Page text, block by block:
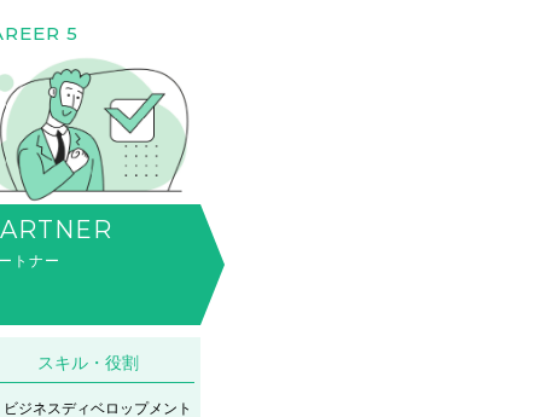
5
トナー
スキル・役割
ビジネスディベロップメント